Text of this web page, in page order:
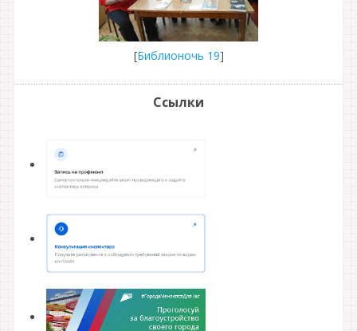
[Библионочь 19]
Ссылки